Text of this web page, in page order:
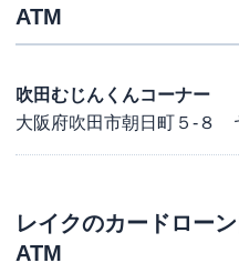
ATM
吹田むじんくんコーナー
大阪府吹田市朝日町５-８
レイクのカードロー
ATM